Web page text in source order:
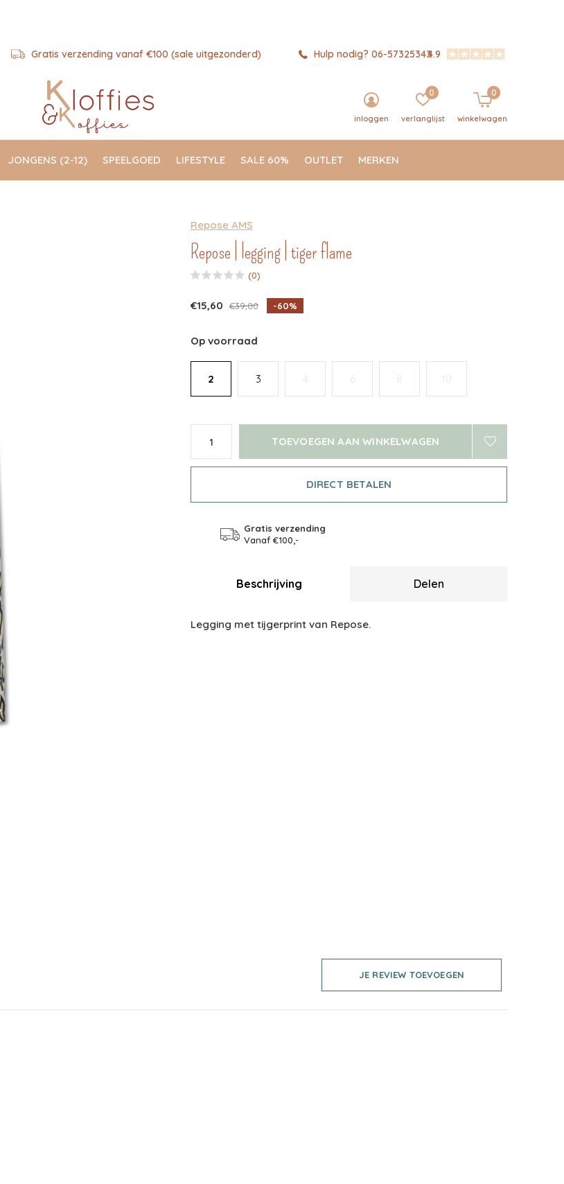
JONGENS (2-12) SPEELGOED LIFESTYLE SALE 60% OUTLET MERKEN
inloggen verlanglijst
0
winkelwagen
0
Gratis verzending vanaf €100 (sale uitgezonderd) Hulp nodig? 06-573253434.9
Repose AMS
Repose | legging | tiger flame
(0)
€15,60 €39,00 -60%
Op voorraad
2 3 4 6 8 10
TOEVOEGEN AAN WINKELWAGEN
DIRECT BETALEN
Gratis verzending
Vanaf €100,-
Beschrijving Delen
Legging met tijgerprint van Repose.
JE REVIEW TOEVOEGEN